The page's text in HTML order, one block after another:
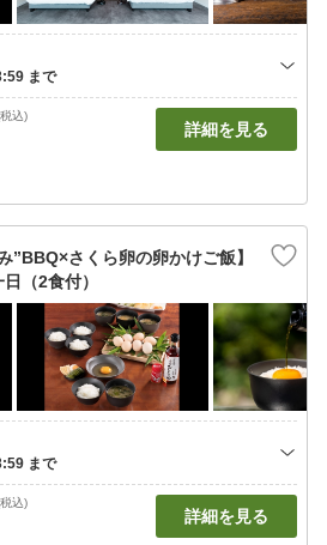
込)
詳細を見る
”BBQ×さくら卵の卵かけご飯】
（2食付）
込)
詳細を見る